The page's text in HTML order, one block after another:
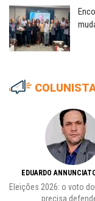
EDUARDO
Eleições 2026: o voto
precisa